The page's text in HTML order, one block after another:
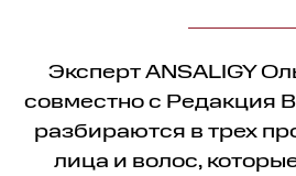
Эксперт ANSALIGY
совместно с Редакция
разбираются в трех
лица и волос,